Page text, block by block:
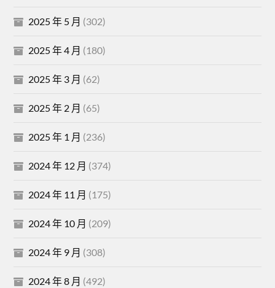
2025 年 5 月 (302)
2025 年 4 月 (180)
2025 年 3 月 (62)
2025 年 2 月 (65)
2025 年 1 月 (236)
2024 年 12 月 (374)
2024 年 11 月 (175)
2024 年 10 月 (209)
2024 年 9 月 (308)
2024 年 8 月 (492)